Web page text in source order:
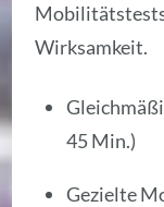
Wirksamkeit.
45 Min.)
Gezielte